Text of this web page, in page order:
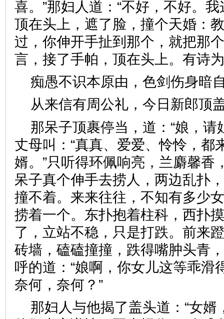
喜。”那妇人道：“不好，不好。
顶在头上，遮了脸，撞个天婚：
过，你伸开手扯到那个，就把那
言，接了手帕，顶在头上。有
痴愚不识本原由，色剑伤
从来信有周公礼，今日新
那呆子顶裹停当，道：“娘，请
丈母叫：“真真、爱爱、怜怜，都
婿。”只听得环佩响亮，兰麝馨香
呆子真个伸手去捞人，两边乱扑
撞不着。来来往往，不知有多少
捞着一个。东扑抱着柱科，西扑
了，立站不稳，只是打跌。前来
砖墙，磕磕撞撞，跌得嘴肿头青
呼的道：“娘啊，你女儿这等乖滑
奈何，奈何？”
那妇人与他揭了盖头道：“女